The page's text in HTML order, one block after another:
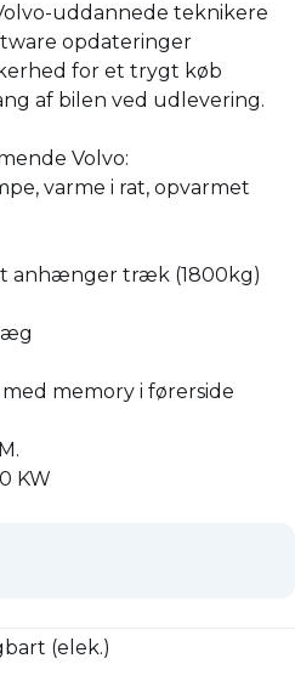
uddannede teknikere
opdateringer
for et trygt køb
af bilen ved udlevering.
Volvo:
varme i rat, opvarmet
anhænger træk (1800kg)
memory i førerside
KW
(elek.)